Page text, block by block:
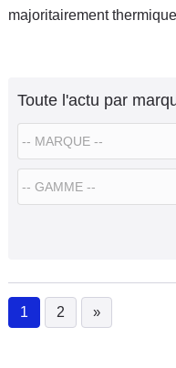
majoritairement
proposons un tour
Hyundai Kona, Renault
Toute l'actu par
1
(current)
2 »